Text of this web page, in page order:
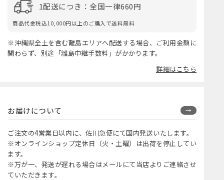
1配送につき：全国一律660円
商品代金税込10,000円以上のご購入で送料無料
※沖縄県全土を含む離島エリアへ配送する場合、ご利用金額に
関わらず、別途「離島中継手数料」がかかります。
詳細はこちら
お届けについて
ご注文の4営業日以内に、佐川急便にて国内発送いたします。
※オンラインショップ定休日（火・土曜）は出荷を停止してい
ます。
※万が一、発送が遅れる場合はメールにて当店よりご連絡させ
ていただきます。